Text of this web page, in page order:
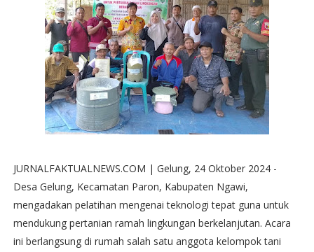
JURNALFAKTUALNEWS.COM | Gelung, 24 Oktober 2024 -
Desa Gelung, Kecamatan Paron, Kabupaten Ngawi,
mengadakan pelatihan mengenai teknologi tepat guna untuk
mendukung pertanian ramah lingkungan berkelanjutan. Acara
ini berlangsung di rumah salah satu anggota kelompok tani